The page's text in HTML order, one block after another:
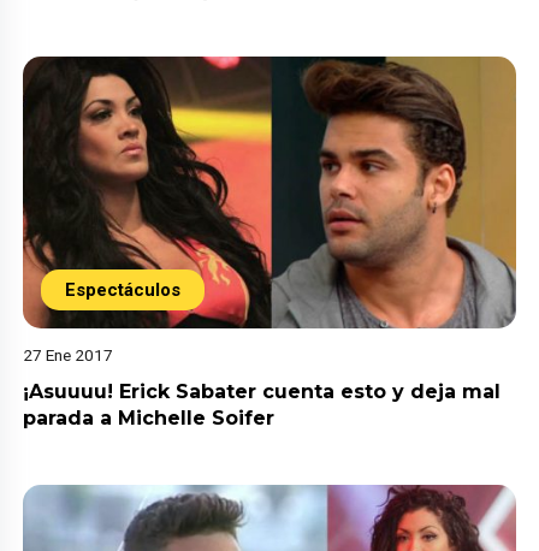
Espectáculos
27 Ene 2017
¡Asuuuu! Erick Sabater cuenta esto y deja mal
parada a Michelle Soifer